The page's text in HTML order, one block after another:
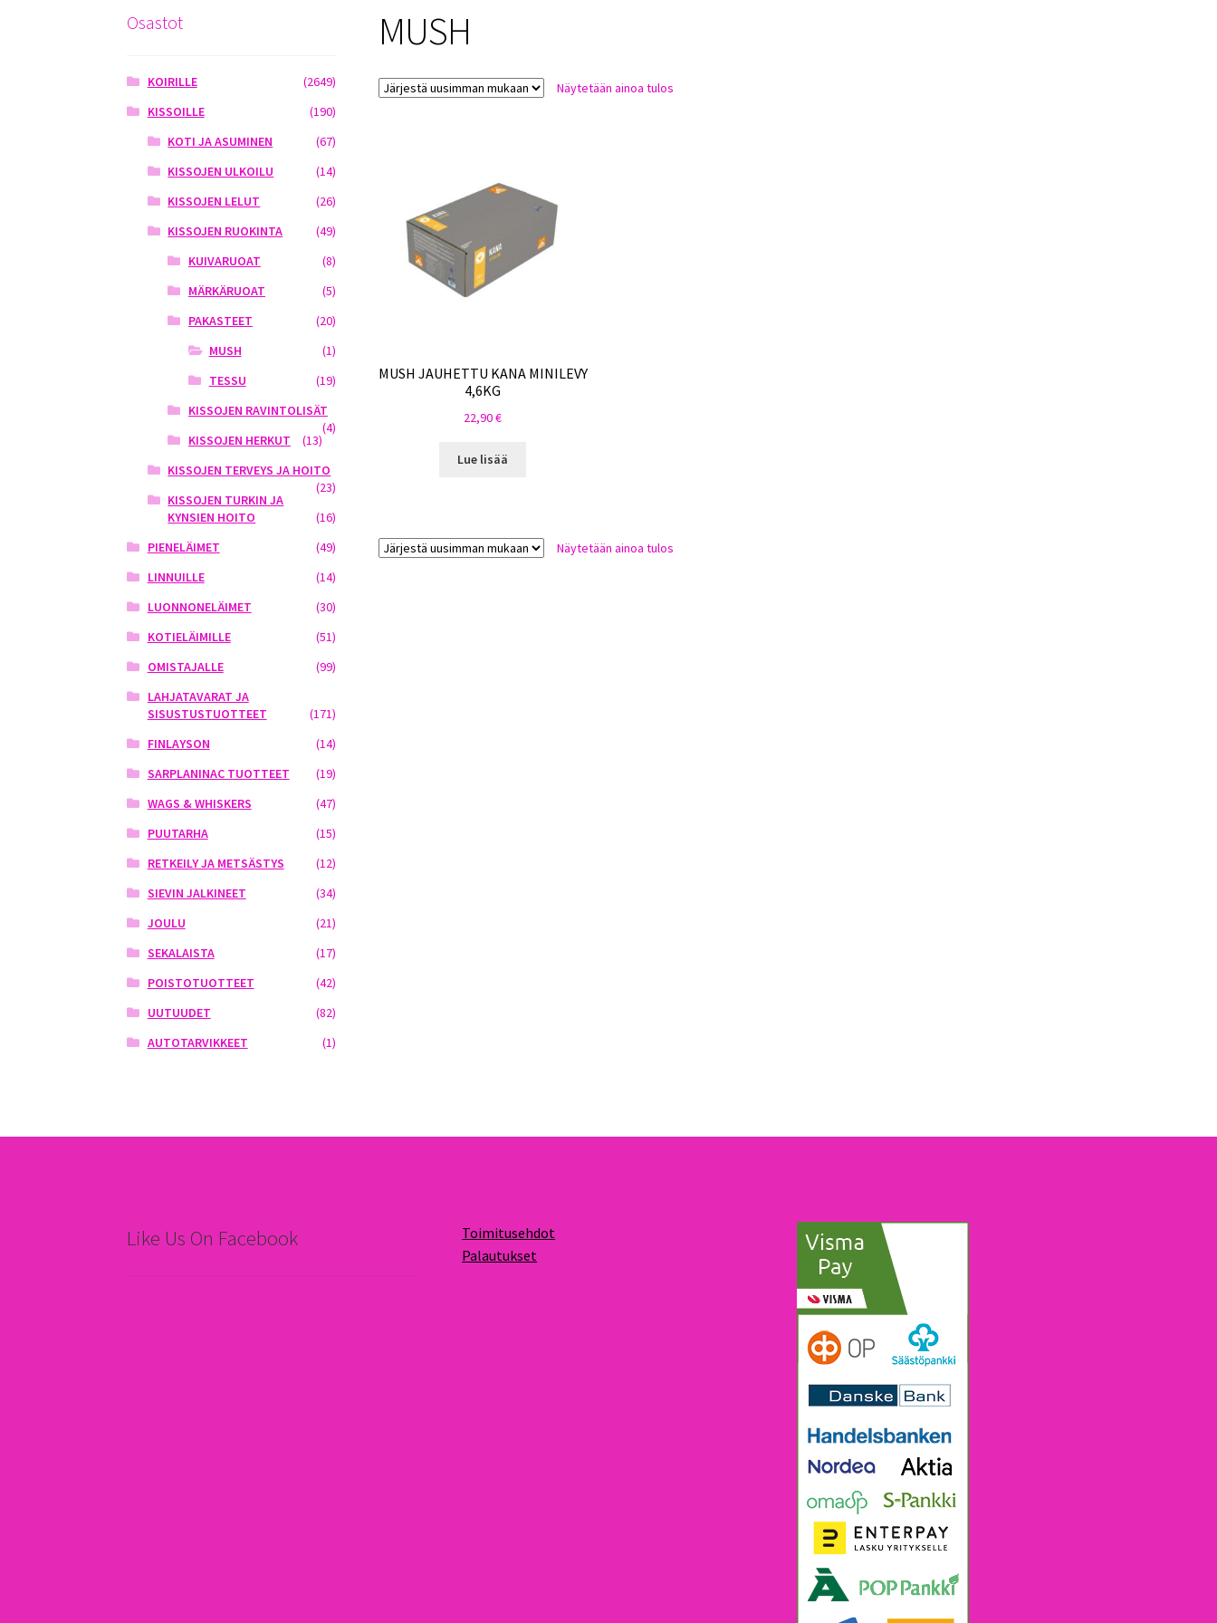
MUSH
Näytetään ainoa tulos
MUSH JAUHETTU KANA MINILEVY
4,6KG
22,90€
Lue lisää
Näytetään ainoa tulos
Osastot
KOIRILLE
(2649)
KISSOILLE
(190)
KOTI JA ASUMINEN
(67)
KISSOJEN ULKOILU
(14)
KISSOJEN LELUT
(26)
KISSOJEN RUOKINTA
(49)
KUIVARUOAT
(8)
MÄRKÄRUOAT
(5)
PAKASTEET
(20)
MUSH
(1)
TESSU
(19)
KISSOJEN RAVINTOLISÄT
(4)
KISSOJEN HERKUT
(13)
KISSOJEN TERVEYS JA HOITO
(23)
KISSOJEN TURKIN JA
KYNSIEN HOITO
(16)
PIENELÄIMET
(49)
LINNUILLE
(14)
LUONNONELÄIMET
(30)
KOTIELÄIMILLE
(51)
OMISTAJALLE
(99)
LAHJATAVARAT JA
SISUSTUSTUOTTEET
(171)
FINLAYSON
(14)
SARPLANINAC TUOTTEET
(19)
WAGS & WHISKERS
(47)
PUUTARHA
(15)
RETKEILY JA METSÄSTYS
(12)
SIEVIN JALKINEET
(34)
JOULU
(21)
SEKALAISTA
(17)
POISTOTUOTTEET
(42)
UUTUUDET
(82)
AUTOTARVIKKEET
(1)
Like Us On Facebook
Toimitusehdot
Palautukset